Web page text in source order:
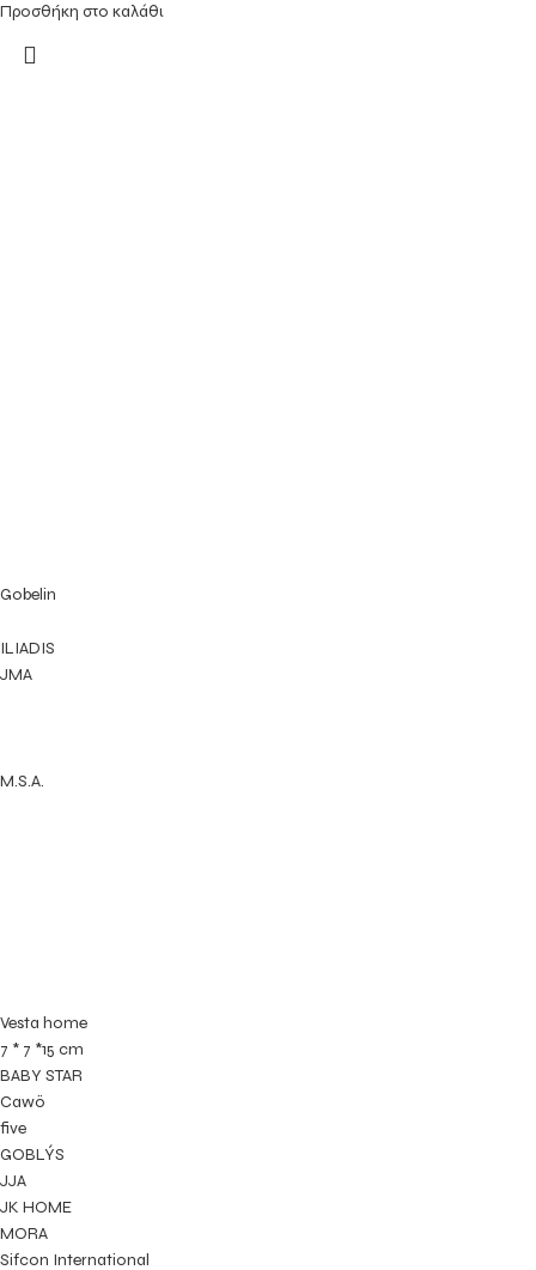
Προσθήκη στο καλάθι
Gobelin
ILIADIS
JMA
M.S.A.
Vesta home
7 * 7 *15 cm
BABY STAR
Cawö
five
GOBLÝS
JJA
JK HOME
MORA
Sifcon International